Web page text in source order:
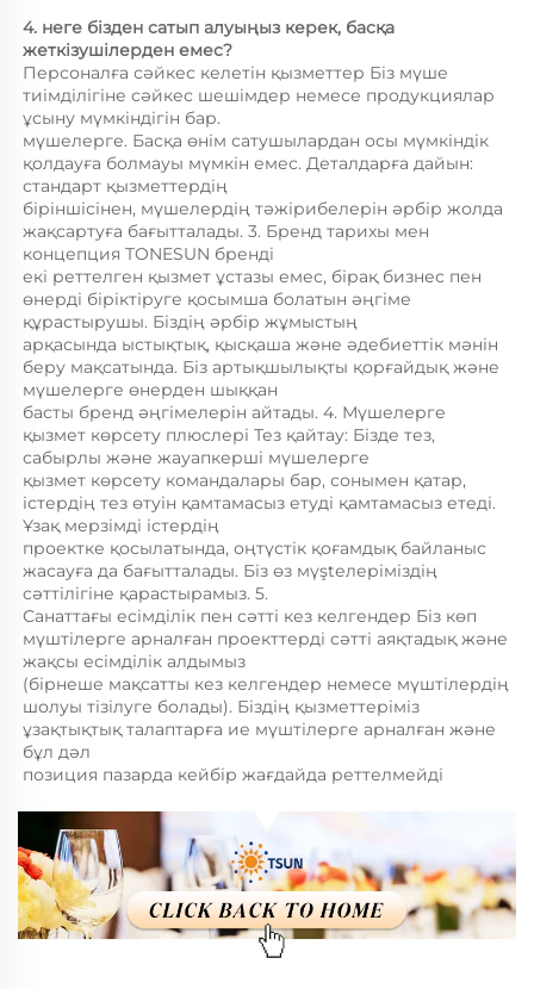
4. неге бізден сатып алуыңыз керек, басқа
жеткізушілерден емес?
Персоналға сәйкес келетін қызметтер Біз мүше
тиімділігіне сәйкес шешімдер немесе продукциялар
ұсыну мүмкіндігін бар.
мүшелерге. Басқа өнім сатушылардан осы мүмкіндік
қолдауға болмауы мүмкін емес. Деталдарға дайын:
стандарт қызметтердің
біріншісінен, мүшелердің тәжірибелерін әрбір жолда
жақсартуға бағытталады. 3. Бренд тарихы мен
концепция TONESUN бренді
екі реттелген қызмет ұстазы емес, бірақ бизнес пен
өнерді біріктіруге қосымша болатын әңгіме
құрастырушы. Біздің әрбір жұмыстың
арқасында ыстықтық, қысқаша және әдебиеттік мәнін
беру мақсатында. Біз артықшылықты қорғайдық және
мүшелерге өнерден шыққан
басты бренд әңгімелерін айтады. 4. Мүшелерге
қызмет көрсету плюслері Тез қайтау: Бізде тез,
сабырлы және жауапкерші мүшелерге
қызмет көрсету командалары бар, сонымен қатар,
істердің тез өтуін қамтамасыз етуді қамтамасыз етеді.
Ұзақ мерзімді істердің
проектке қосылатында, оңтүстік қоғамдық байланыс
жасауға да бағытталады. Біз өз мүştелеріміздің
сәттілігіне қарастырамыз. 5.
Санаттағы есімділік пен сәтті кез келгендер Біз көп
мүштілерге арналған проекттерді сәтті аяқтадық және
жақсы есімділік алдымыз
(бірнеше мақсатты кез келгендер немесе мүштілердің
шолуы тізілуге болады). Біздің қызметтеріміз
ұзақтықтық талаптарға ие мүштілерге арналған және
бұл дәл
позиция пазарда кейбір жағдайда реттелмейді